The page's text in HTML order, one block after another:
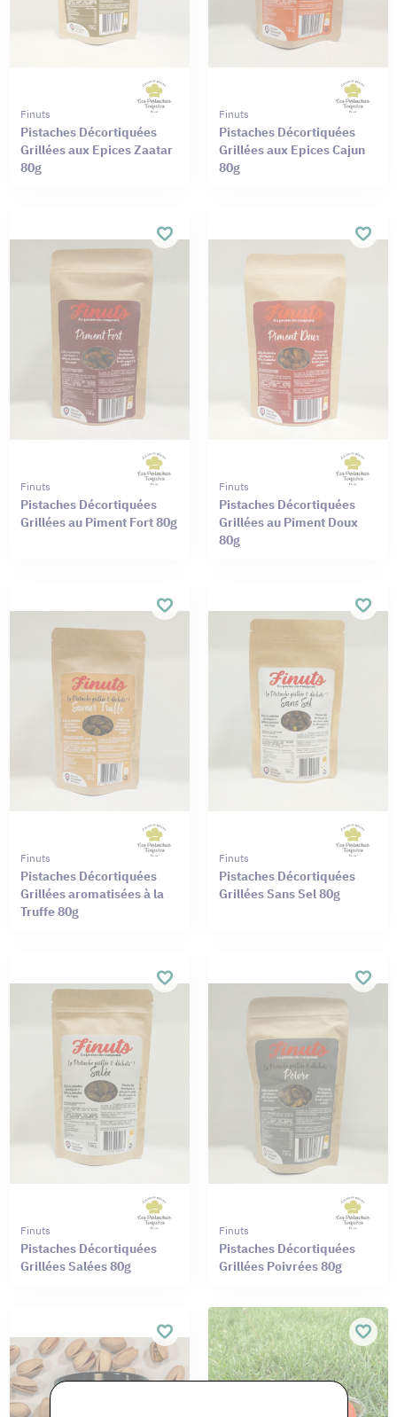
Finuts
Pistaches Décortiquées
Grillées aux Epices Zaatar
80g
Finuts
Pistaches Décortiquées
Grillées aux Epices Cajun
80g
Finuts
Pistaches Décortiquées
Grillées au Piment Fort 80g
Finuts
Pistaches Décortiquées
Grillées au Piment Doux
80g
Finuts
Pistaches Décortiquées
Grillées aromatisées à la
Truffe 80g
Finuts
Pistaches Décortiquées
Grillées Sans Sel 80g
Finuts
Pistaches Décortiquées
Grillées Salées 80g
Finuts
Pistaches Décortiquées
Grillées Poivrées 80g